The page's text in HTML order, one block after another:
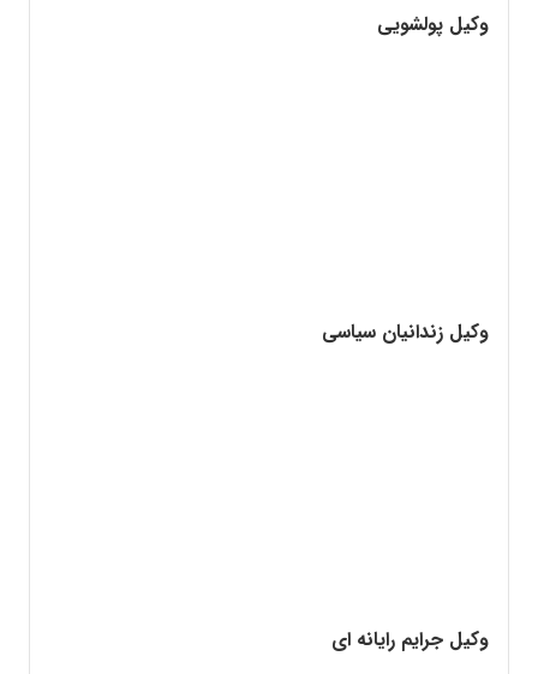
وکیل پولشویی
وکیل زندانیان سیاسی
وکیل جرایم رایانه ای